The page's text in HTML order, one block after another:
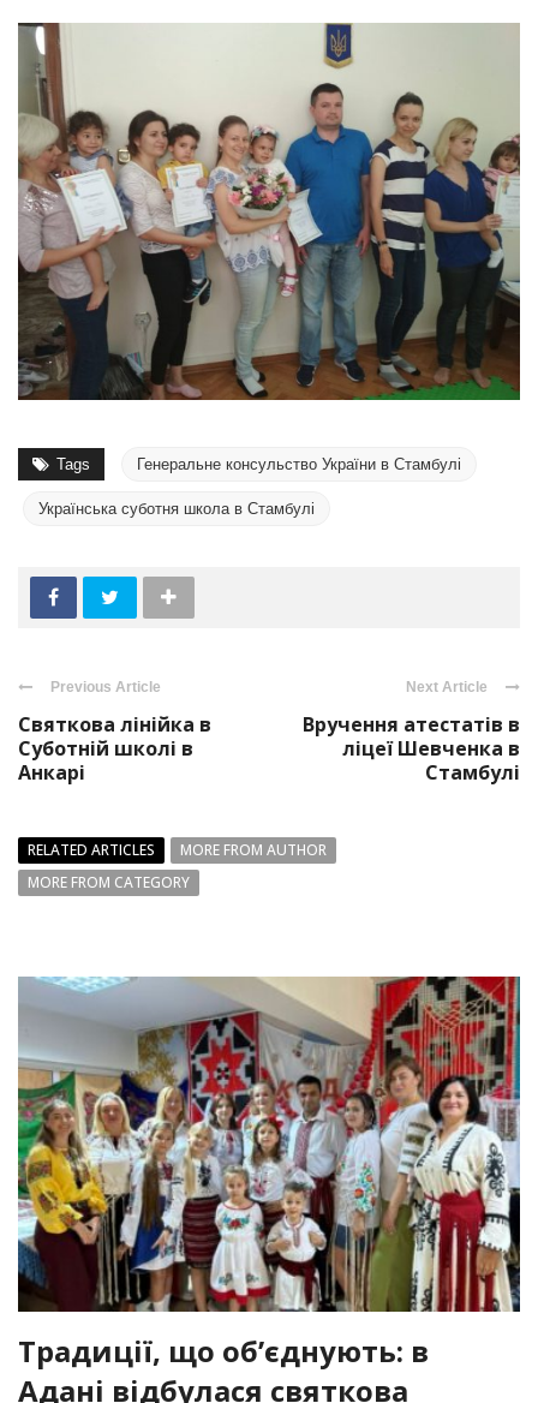
Tags Генеральне консульство України в Стамбулі
Українська суботня школа в Стамбулі
Previous Article
Святкова лінійка в
Суботній школі в
Анкарі
Next Article
Вручення атестатів в
ліцеї Шевченка в
Стамбулі
RELATED ARTICLES
MORE FROM AUTHOR
MORE FROM CATEGORY
Традиції, що об’єднують: в
Адані відбулася святкова